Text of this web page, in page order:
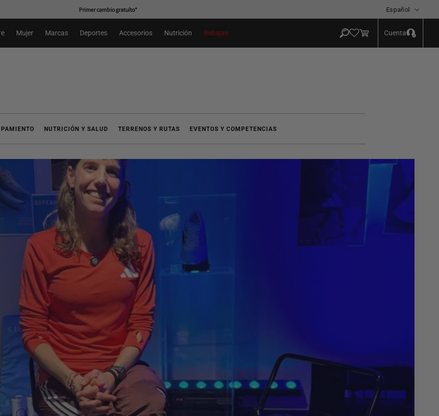
Primer cambio gratuíto* Español
Mujer Marcas Deportes Accesorios Nutrición Rebajas Carrito Cuenta
Iniciar
sesión
NUTRICIÓN Y SALUD TERRENOS Y RUTAS EVENTOS Y COMPETENCIAS